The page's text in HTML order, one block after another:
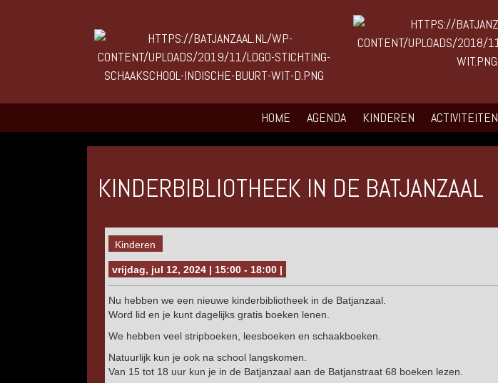
HOME AGENDA KINDEREN ACTIVITEITEN
KINDERBIBLIOTHEEK IN DE BATJANZAAL
Kinderen
vrijdag, jul 12, 2024 | 15:00 - 18:00 |
Nu hebben we een nieuwe kinderbibliotheek in de Batjanzaal.
Word lid en je kunt dagelijks gratis boeken lenen.
We hebben veel stripboeken, leesboeken en schaakboeken.
Natuurlijk kun je ook na school langskomen.
Van 15 tot 18 uur kun je in de Batjanzaal aan de Batjanstraat 68 boeken lezen.